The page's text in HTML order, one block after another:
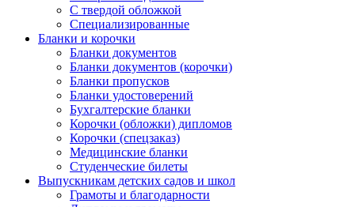
С твердой обложкой
Специализированные
Бланки и корочки
Бланки документов
Бланки документов (корочки)
Бланки пропусков
Бланки удостоверений
Бухгалтерские бланки
Корочки (обложки) дипломов
Корочки (спецзаказ)
Медицинские бланки
Студенческие билеты
Выпускникам детских садов и школ
Грамоты и благодарности